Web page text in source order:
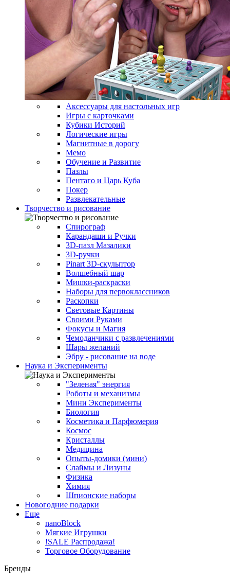
Аксессуары для настольных игр
Игры с карточками
Кубики Историй
Логические игры
Магнитные в дорогу
Мемо
Обучение и Развитие
Пазлы
Пентаго и Царь Куба
Покер
Развлекательные
Творчество и рисование
Спирограф
Карандаши и Ручки
3D-пазл Мазалики
3D-ручки
Pinart 3D-скульптор
Волшебный шар
Мишки-раскраски
Наборы для первоклассников
Раскопки
Световые Картины
Своими Руками
Фокусы и Магия
Чемоданчики с развлечениями
Шары желаний
Эбру - рисование на воде
Наука и Эксперименты
"Зеленая" энергия
Роботы и механизмы
Мини Эксперименты
Биология
Косметика и Парфюмерия
Космос
Кристаллы
Медицина
Опыты-домики (мини)
Слаймы и Лизуны
Физика
Химия
Шпионские наборы
Новогодние подарки
Еще
nanoBlock
Мягкие Игрушки
!SALE Распродажа!
Торговое Оборудование
Бренды